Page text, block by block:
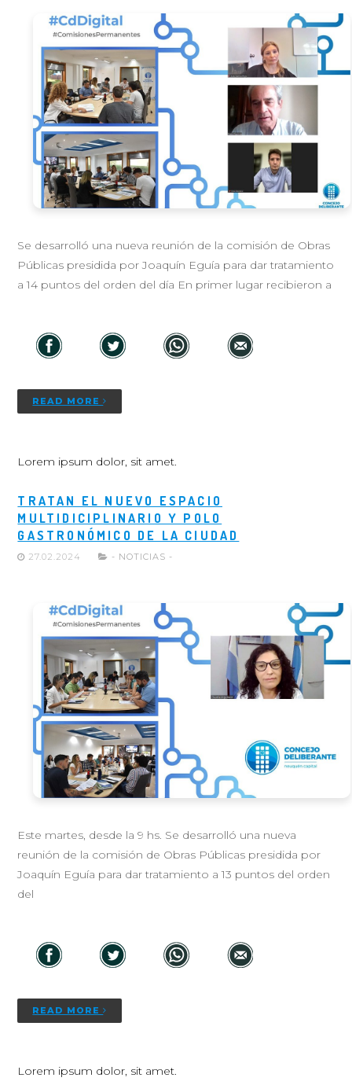
Se desarrolló una nueva reunión de la comisión de Obras
Públicas presidida por Joaquín Eguía para dar tratamiento
a 14 puntos del orden del día En primer lugar recibieron a
READ MORE
Lorem ipsum dolor, sit amet.
TRATAN EL NUEVO ESPACIO
MULTIDICIPLINARIO Y POLO
GASTRONÓMICO DE LA CIUDAD
27.02.2024 - NOTICIAS -
Este martes, desde la 9 hs. Se desarrolló una nueva
reunión de la comisión de Obras Públicas presidida por
Joaquín Eguía para dar tratamiento a 13 puntos del orden
del
READ MORE
Lorem ipsum dolor, sit amet.